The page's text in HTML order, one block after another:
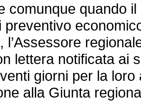
comunque quando
preventivo
l’Assessore
lettera notificata ai
giorni per la
alla Giunta